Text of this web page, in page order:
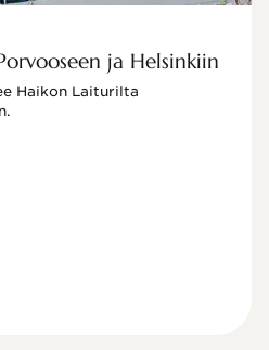
ja Helsinkiin
Haikon Laiturilta